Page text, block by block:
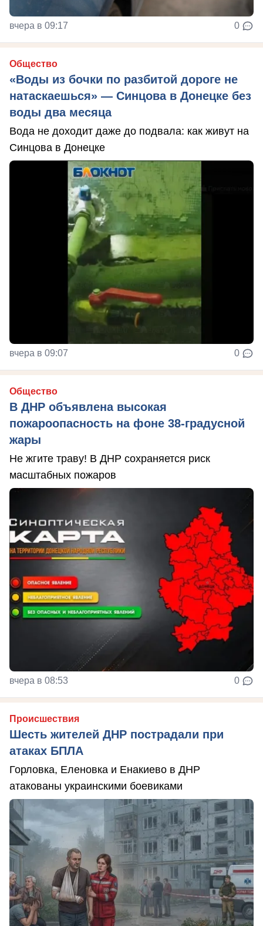
вчера в 09:17 0
Общество
«Воды из бочки по разбитой дороге не
натаскаешься» — Синцова в Донецке без
воды два месяца
Вода не доходит даже до подвала: как живут на
Синцова в Донецке
вчера в 09:07 0
Общество
В ДНР объявлена высокая
пожароопасность на фоне 38-градусной
жары
Не жгите траву! В ДНР сохраняется риск
масштабных пожаров
вчера в 08:53 0
Происшествия
Шесть жителей ДНР пострадали при
атаках БПЛА
Горловка, Еленовка и Енакиево в ДНР
атакованы украинскими боевиками